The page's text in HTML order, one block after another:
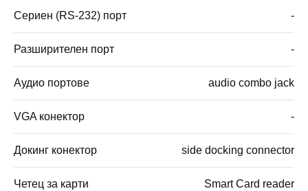
Сериен (RS-232) порт -
Разширителен порт -
Аудио портове audio combo jack
VGA конектор -
Докинг конектор side docking connector
Четец за карти Smart Card reader